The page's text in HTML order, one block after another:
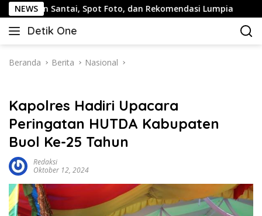
Langsung
ke
konten
NEWS
Spot Foto, dan Rekomendasi Lumpia Panduan
Detik One
Tajam
Fakta
Beranda Berita Nasional
Kapolres Hadiri Upacara
Peringatan HUTDA Kabupaten
Buol Ke-25 Tahun
Redaksi
Oktober 12, 2024